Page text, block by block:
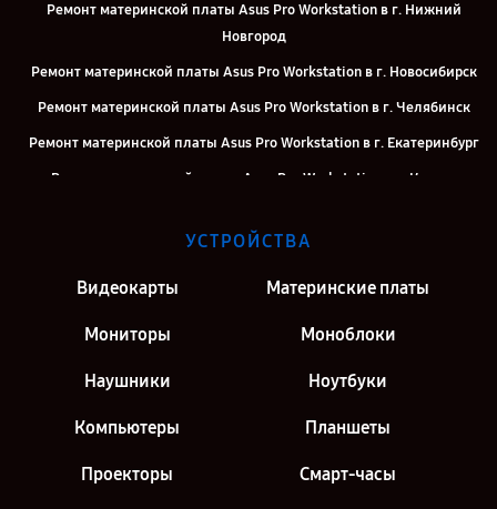
Ремонт материнской платы Asus Pro Workstation в г. Нижний
Новгород
Ремонт материнской платы Asus Pro Workstation в г. Новосибирск
Ремонт материнской платы Asus Pro Workstation в г. Челябинск
Ремонт материнской платы Asus Pro Workstation в г. Екатеринбург
Ремонт материнской платы Asus Pro Workstation в г. Казань
УСТРОЙСТВА
Видеокарты Материнские платы
Мониторы Моноблоки
Наушники Ноутбуки
Компьютеры Планшеты
Проекторы Смарт-часы